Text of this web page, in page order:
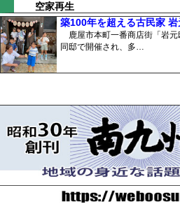
空家再生
築100年を超える古民家
鹿屋市本町一番商店街「岩元
同邸で開催され、多…